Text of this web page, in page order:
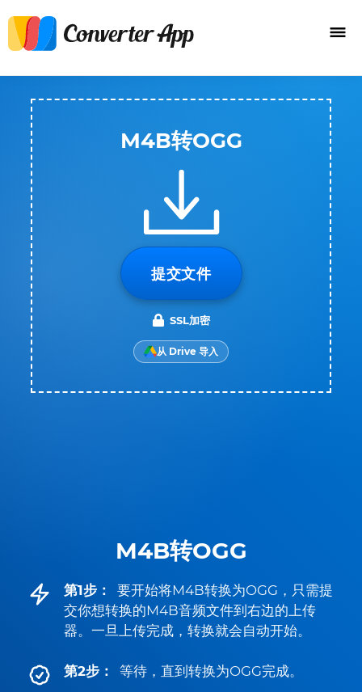
M4B转OGG
第1步：
要开始将M4B转换为OGG，只需提
交你想转换的M4B音频文件到右边的上传
器。一旦上传完成，转换就会自动开始。
第2步： 等待，直到转换为OGG完成。
M4B转OGG
提交文件
SSL加密
从 Drive 导入